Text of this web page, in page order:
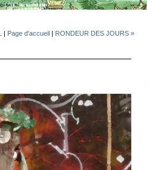
| Page d'accueil| RONDEUR DES JOURS »